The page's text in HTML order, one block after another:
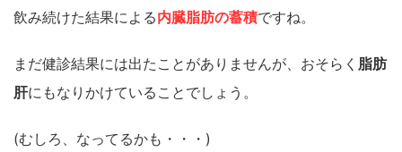
飲み続けた結果による内臓脂肪の蓄積ですね。
まだ健診結果には出たことがありませんが、おそらく 脂肪
肝にもなりかけていることでしょう。
(むしろ、なってるかも・・・)